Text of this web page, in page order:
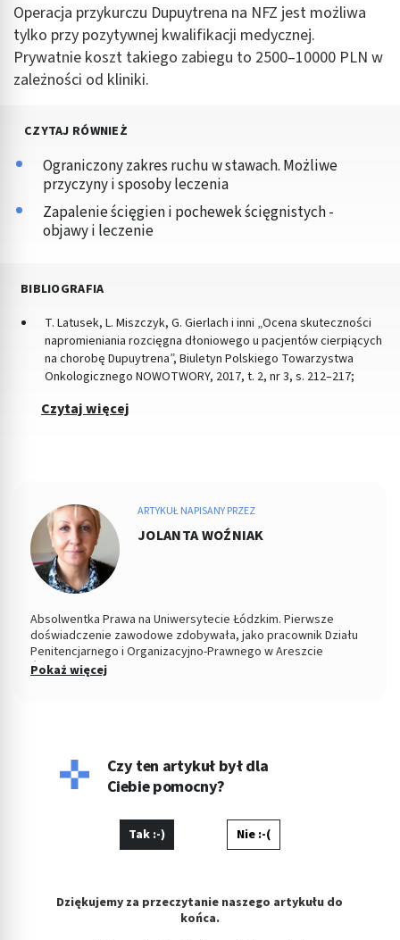
Operacja przykurczu Dupuytrena na NFZ jest możliwa
tylko przy pozytywnej kwalifikacji medycznej.
Prywatnie koszt takiego zabiegu to 2500–10000 PLN w
zależności od kliniki.
CZYTAJ RÓWNIEŻ
Ograniczony zakres ruchu w stawach. Możliwe
przyczyny i sposoby leczenia
Zapalenie ścięgien i pochewek ścięgnistych -
objawy i leczenie
BIBLIOGRAFIA
T. Latusek, L. Miszczyk, G. Gierlach i inni „Ocena skuteczności
napromieniania rozcięgna dłoniowego u pacjentów cierpiących
na chorobę Dupuytrena”, Biuletyn Polskiego Towarzystwa
Onkologicznego NOWOTWORY, 2017, t. 2, nr 3, s. 212–217;
Czytaj więcej
ARTYKUŁ NAPISANY PRZEZ
JOLANTA WOŹNIAK
Absolwentka Prawa na Uniwersytecie Łódzkim. Pierwsze
doświadczenie zawodowe zdobywała, jako pracownik Działu
Penitencjarnego i Organizacyjno-Prawnego w Areszcie
Śledczym w Łodzi. Od 2004 roku Zastępca Prezesa i Członek
Pokaż więcej
Czy ten artykuł był dla
Ciebie pomocny?
Tak :-) Nie :-(
Dziękujemy za przeczytanie naszego artykułu do
końca.